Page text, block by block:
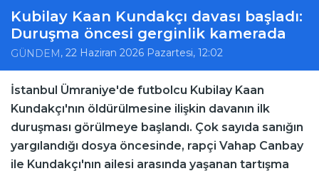
Kubilay Kaan Kundakçı davası başladı:
Duruşma öncesi gerginlik kamerada
GÜNDEM , 22 Haziran 2026 Pazartesi, 12:02
İstanbul Ümraniye'de futbolcu Kubilay Kaan
Kundakçı'nın öldürülmesine ilişkin davanın ilk
duruşması görülmeye başlandı. Çok sayıda sanığın
yargılandığı dosya öncesinde, rapçi Vahap Canbay
ile Kundakçı'nın ailesi arasında yaşanan tartışma